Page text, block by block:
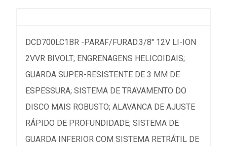
DCD700LC1BR -PARAF/FURAD.3/8" 12V LI-ION
2VVR BIVOLT; ENGRENAGENS HELICOIDAIS;
GUARDA SUPER-RESISTENTE DE 3 MM DE
ESPESSURA; SISTEMA DE TRAVAMENTO DO
DISCO MAIS ROBUSTO; ALAVANCA DE AJUSTE
RÁPIDO DE PROFUNDIDADE; SISTEMA DE
GUARDA INFERIOR COM SISTEMA RETRÁTIL DE